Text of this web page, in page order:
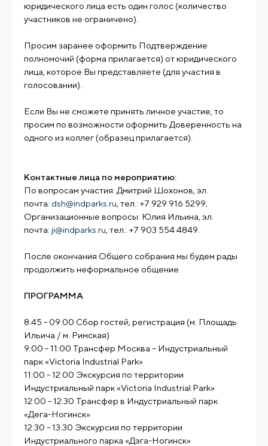
юридического лица есть один голос (количество
участников не ограничено).
Просим заранее оформить Подтверждение
полномочий (форма прилагается) от юридического
лица, которое Вы представляете (для участия в
голосовании).
Если Вы не сможете принять личное участие, то
просим по возможности оформить Доверенность на
одного из коллег (образец прилагается).
Контактные лица по мероприятию:
По вопросам участия: Дмитрий Шохонов, эл.
почта: dsh@indparks.ru , тел.: +7 929 916 5299;
Организационные вопросы: Юлия Ильина, эл.
почта: ji@indparks.ru , тел.: +7 903 554 4849.
После окончания Общего собрания мы будем рады
продолжить неформальное общение.
ПРОГРАММА
8:45 - 09:00 Сбор гостей, регистрация (м. Площадь
Ильича / м. Римская)
9:00 - 11:00 Трансфер Москва – Индустриальный
парк «Victoria Industrial Park»
11:00 - 12:00 Экскурсия по территории
Индустриальный парк «Victoria Industrial Park»
12:00 - 12:30 Трансфер в Индустриальный парк
«Дега-Ногинск»
12:30 - 13:30 Экскурсия по территории
Индустриального парка «Дэга-Ногинск»